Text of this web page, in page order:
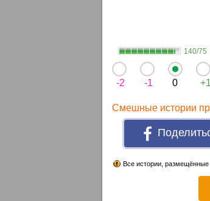
140/75
-2 -1 0 +1
Смешные истории
Все истории,